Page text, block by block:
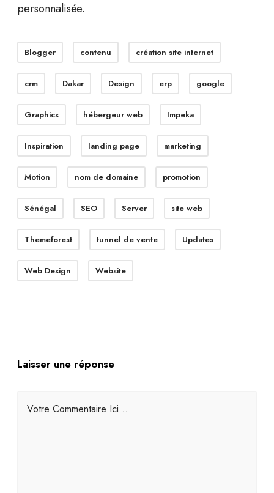
personnalisée.
Blogger contenu création site internet
crm Dakar Design erp google
Graphics hébergeur web Impeka
Inspiration landing page marketing
Motion nom de domaine promotion
Sénégal SEO Server site web
Themeforest tunnel de vente Updates
Web Design Website
Laisser une réponse
Votre Commentaire Ici...